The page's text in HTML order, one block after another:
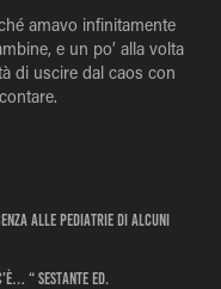
amavo infinitamente
e un po’ alla volta
di uscire dal caos con
alle pediatrie di alcuni
“ Sestante ed.